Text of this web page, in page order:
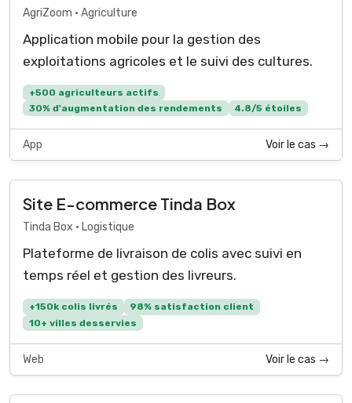
AgriZoom • Agriculture
Application mobile pour la gestion des
exploitations agricoles et le suivi des cultures.
+500 agriculteurs actifs
30% d'augmentation des rendements
4.8/5 étoiles
App Voir le cas →
Site E-commerce Tinda Box
Tinda Box • Logistique
Plateforme de livraison de colis avec suivi en
temps réel et gestion des livreurs.
+150k colis livrés
98% satisfaction client
10+ villes desservies
Web Voir le cas →